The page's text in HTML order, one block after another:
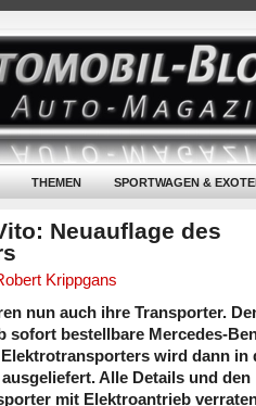
THEMEN SPORTWAGEN &
Neuauflage des
Krippgans
nun auch ihre Transporter.
sofort bestellbare Mercedes-
wird dann in
Alle Details und den
mit Elektroantrieb